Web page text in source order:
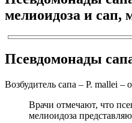
мелиоидоза и сап,
Псевдомонады
Возбудитель сапа – P. mallei
Врачи отмечают, что
мелиоидоза